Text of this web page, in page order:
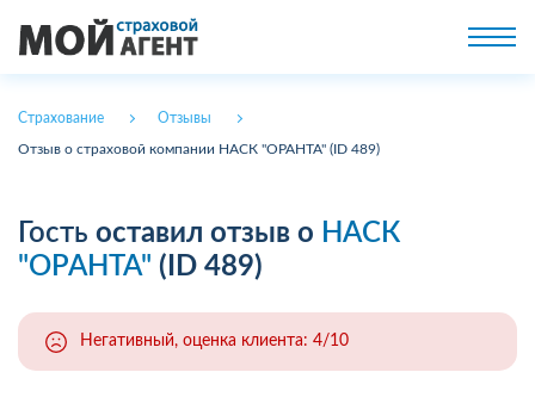
Страхование Отзывы
Отзыв о страховой компании НАСК "ОРАНТА" (ID 489)
Гость оставил отзыв о НАСК
"ОРАНТА" (ID 489)
Негативный, оценка клиента: 4/10